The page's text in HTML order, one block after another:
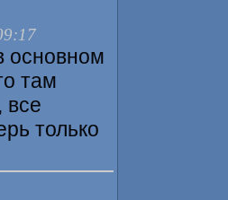
основном
там
все
только